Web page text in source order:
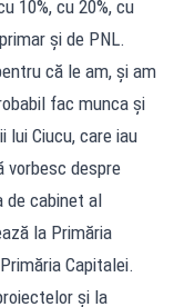
10%, cu 20%, cu
și de PNL.
că le am, și am
fac munca și
lui Ciucu, care iau
vorbesc despre
de cabinet al
la Primăria
Capitalei.
și la